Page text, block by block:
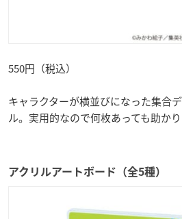
550円（税込）
キャラクターが横並びになった集合
ル。実用的なので何枚あっても助かり
アクリルアートボード（全5種）